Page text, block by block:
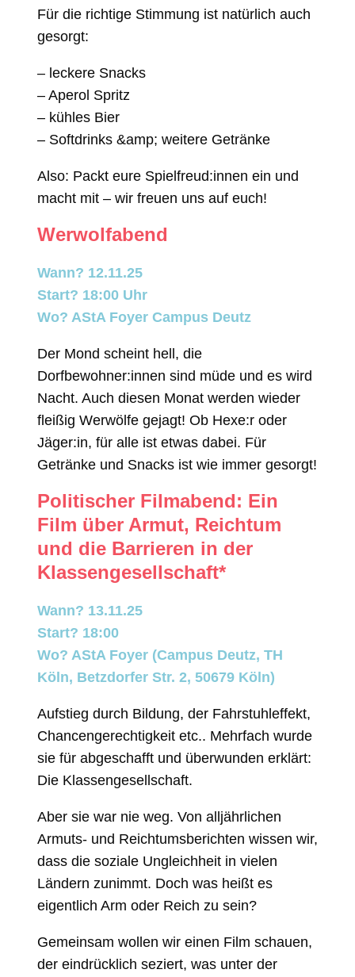
Für die richtige Stimmung ist natürlich auch
gesorgt:
– leckere Snacks
– Aperol Spritz
– kühles Bier
– Softdrinks &amp; weitere Getränke
Also: Packt eure Spielfreud:innen ein und
macht mit – wir freuen uns auf euch!
Werwolfabend
Wann? 12.11.25
Start? 18:00 Uhr
Wo? AStA Foyer Campus Deutz
Der Mond scheint hell, die
Dorfbewohner:innen sind müde und es wird
Nacht. Auch diesen Monat werden wieder
fleißig Werwölfe gejagt! Ob Hexe:r oder
Jäger:in, für alle ist etwas dabei. Für
Getränke und Snacks ist wie immer gesorgt!
Politischer Filmabend: Ein
Film über Armut, Reichtum
und die Barrieren in der
Klassengesellschaft*
Wann? 13.11.25
Start? 18:00
Wo? AStA Foyer (Campus Deutz, TH
Köln, Betzdorfer Str. 2, 50679 Köln)
Aufstieg durch Bildung, der Fahrstuhleffekt,
Chancengerechtigkeit etc.. Mehrfach wurde
sie für abgeschafft und überwunden erklärt:
Die Klassengesellschaft.
Aber sie war nie weg. Von alljährlichen
Armuts- und Reichtumsberichten wissen wir,
dass die soziale Ungleichheit in vielen
Ländern zunimmt. Doch was heißt es
eigentlich Arm oder Reich zu sein?
Gemeinsam wollen wir einen Film schauen,
der eindrücklich seziert, was unter der